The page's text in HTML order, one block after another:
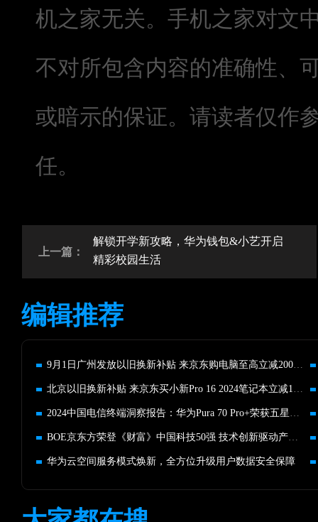
机之家无关。手机之家对文
不对所包含内容的准确性、
或暗示的保证。请读者仅作
任。
上一篇：
解锁开学新攻略，华为钱包&小艺开启
精彩校园生活
编辑推荐
9月1日广州发放以旧换新补贴 来京东购电脑至高立减2000元
北京以旧换新补贴 来京东买小新Pro 16 2024笔记本立减1173元
2024中国电信终端洞察报告：华为Pura 70 Pro+荣获五星认证第一
BOE京东方荣登《财富》中国科技50强 技术创新驱动产业高质发展
华为云空间服务模式焕新，全方位升级用户数据安全保障